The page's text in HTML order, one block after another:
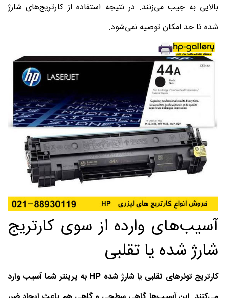
بالایی به جیب می‌زنند. در نتیجه استفاده از کارتریج‌های شارژ
شده تا حد امکان توصیه نمی‌شود.
آسیب‌های وارده از سوی کارتریج
شارژ شده یا تقلبی
کارتریج تونرهای تقلبی یا شارژ شده HP به پرینتر شما آسیب وارد